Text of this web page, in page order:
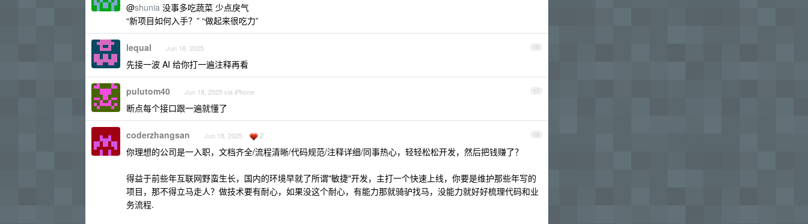
@shunia 没事多吃蔬菜 少点戾气
“新项目如何入手？” “做起来很吃力”
16
lequal Jun 18, 2025
先接一波 AI 给你打一遍注释再看
17
pulutom40 Jun 18, 2025 via iPhone
断点每个接口跟一遍就懂了
18
coderzhangsan Jun 18, 2025 2
你理想的公司是一入职，文档齐全/流程清晰/代码规范/注释详细/同事热心，轻轻松松开发，然后把钱赚了？
得益于前些年互联网野蛮生长，国内的环境早就了所谓"敏捷"开发，主打一个快速上线，你要是维护那些年写的
项目，那不得立马走人？做技术要有耐心，如果没这个耐心，有能力那就骑驴找马，没能力就好好梳理代码和业
务流程.